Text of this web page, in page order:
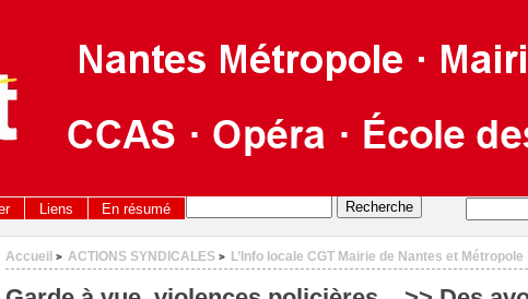
Liens En résumé
Accueil > ACTIONS SYNDICALES > L’Info locale CGT Mairie de Nantes et Métropole